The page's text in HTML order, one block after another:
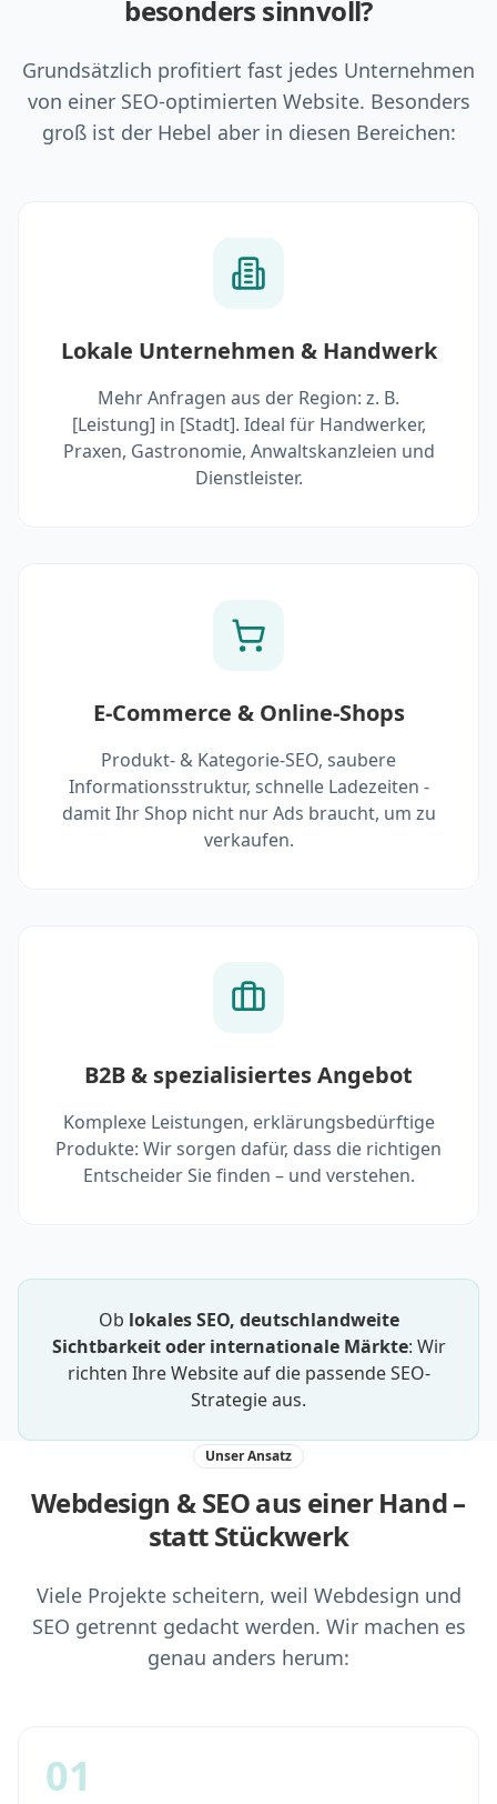
besonders sinnvoll?
Grundsätzlich profitiert fast jedes Unternehmen
von einer SEO-optimierten Website. Besonders
groß ist der Hebel aber in diesen Bereichen:
Lokale Unternehmen & Handwerk
Mehr Anfragen aus der Region: z. B.
[Leistung] in [Stadt]. Ideal für Handwerker,
Praxen, Gastronomie, Anwaltskanzleien und
Dienstleister.
E-Commerce & Online-Shops
Produkt- & Kategorie-SEO, saubere
Informationsstruktur, schnelle Ladezeiten -
damit Ihr Shop nicht nur Ads braucht, um zu
verkaufen.
B2B & spezialisiertes Angebot
Komplexe Leistungen, erklärungsbedürftige
Produkte: Wir sorgen dafür, dass die richtigen
Entscheider Sie finden – und verstehen.
Ob lokales SEO, deutschlandweite
Sichtbarkeit oder internationale Märkte: Wir
richten Ihre Website auf die passende SEO-
Strategie aus.
Unser Ansatz
Webdesign & SEO aus einer Hand –
statt Stückwerk
Viele Projekte scheitern, weil Webdesign und
SEO getrennt gedacht werden. Wir machen es
genau anders herum:
01